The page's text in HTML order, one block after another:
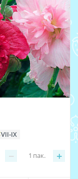
VII-IX
− +
1 пак.